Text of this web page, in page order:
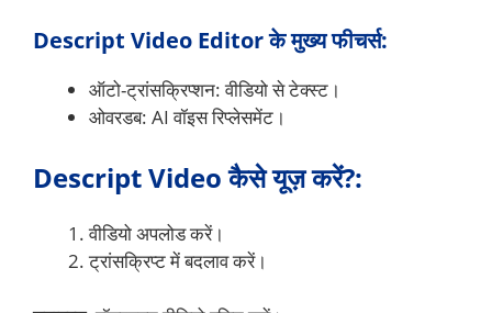
Descript Video Editor के मुख्य फीचर्स:
ऑटो-ट्रांसक्रिप्शन: वीडियो से टेक्स्ट।
ओवरडब: AI वॉइस रिप्लेसमेंट।
Descript Video कैसे यूज़ करें?:
वीडियो अपलोड करें।
ट्रांसक्रिप्ट में बदलाव करें।